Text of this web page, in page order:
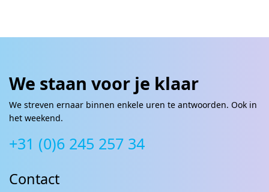
We staan voor je klaar
We streven ernaar binnen enkele uren te antwoorden. Ook in
het weekend.
+31 (0)6 245 257 34
Contact